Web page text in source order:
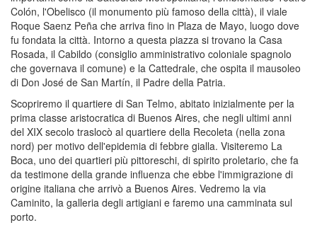
Colón, l'Obelisco (il monumento più famoso della città), il viale
Roque Saenz Peña che arriva fino in Plaza de Mayo, luogo dove
fu fondata la città. Intorno a questa piazza si trovano la Casa
Rosada, il Cabildo (consiglio amministrativo coloniale spagnolo
che governava il comune) e la Cattedrale, che ospita il mausoleo
di Don José de San Martín, il Padre della Patria.
Scopriremo il quartiere di San Telmo, abitato inizialmente per la
prima classe aristocratica di Buenos Aires, che negli ultimi anni
del XIX secolo traslocò al quartiere della Recoleta (nella zona
nord) per motivo dell'epidemia di febbre gialla. Visiteremo La
Boca, uno dei quartieri più pittoreschi, di spirito proletario, che fa
da testimone della grande influenza che ebbe l'immigrazione di
origine italiana che arrivò a Buenos Aires. Vedremo la via
Caminito, la galleria degli artigiani e faremo una camminata sul
porto.